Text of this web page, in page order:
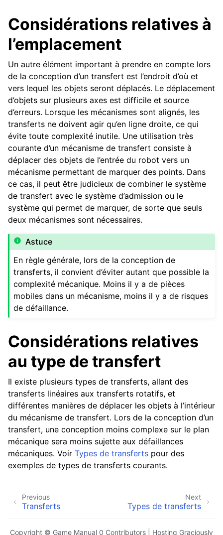
navigation of Système de ramasseur actif
navigation of Transferts
navigation of Tourelles
navigation of Composants Électroniques et de Mouvement
navigation of Logiciel
navigation of Prix
navigation of Annexe
navigation of Guide du contributeur
Considérations relatives à
l’emplacement
Un autre élément important à prendre en compte lors
de la conception d’un transfert est l’endroit d’où et
vers lequel les objets seront déplacés. Le déplacement
d’objets sur plusieurs axes est difficile et source
d’erreurs. Lorsque les mécanismes sont alignés, les
transferts ne doivent agir qu’en ligne droite, ce qui
évite toute complexité inutile. Une utilisation très
courante d’un mécanisme de transfert consiste à
déplacer des objets de l’entrée du robot vers un
mécanisme permettant de marquer des points. Dans
ce cas, il peut être judicieux de combiner le système
de transfert avec le système d’admission ou le
système qui permet de marquer, de sorte que seuls
deux mécanismes sont nécessaires.
Astuce
En règle générale, lors de la conception de
transferts, il convient d’éviter autant que possible la
complexité mécanique. Moins il y a de pièces
mobiles dans un mécanisme, moins il y a de risques
de défaillance.
Considérations relatives
au type de transfert
Il existe plusieurs types de transferts, allant des
transferts linéaires aux transferts rotatifs, et
différentes manières de déplacer les objets à l’intérieur
du mécanisme de transfert. Lors de la conception d’un
transfert, une conception moins complexe sur le plan
mécanique sera moins sujette aux défaillances
mécaniques. Voir Types de transferts pour des
exemples de types de transferts courants.
Next
Types de transferts
Previous
Transferts
Copyright © Game Manual 0 Contributors | Hosting Graciously